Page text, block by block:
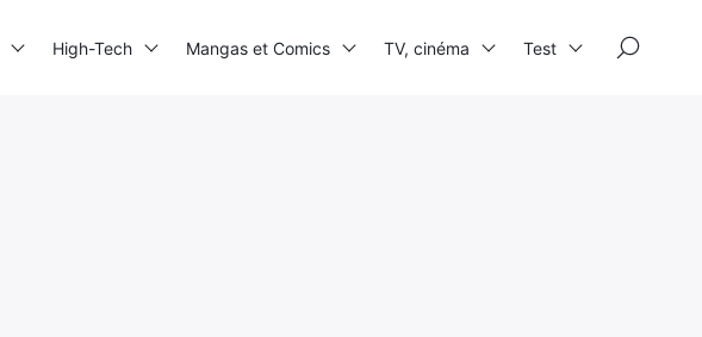
High-Tech Mangas et Comics TV, cinéma Test